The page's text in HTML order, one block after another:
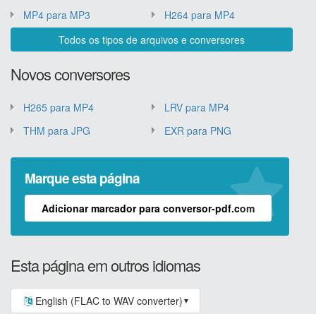
MP4 para MP3
H264 para MP4
Todos os tipos de arquivos e conversores
Novos conversores
H265 para MP4
LRV para MP4
THM para JPG
EXR para PNG
Marque esta página
Adicionar marcador para conversor-pdf.com
Esta página em outros idiomas
English (FLAC to WAV converter) ▼